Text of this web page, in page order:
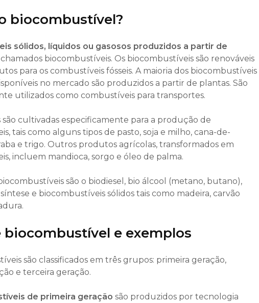
biocombustível?
sólidos, líquidos ou gasosos produzidos a partir de
chamados biocombustíveis. Os biocombustíveis são renováveis
para os combustíveis fósseis. A maioria dos biocombustíveis
no mercado são produzidos a partir de plantas. São
utilizados como combustíveis para transportes.
são cultivadas especificamente para a produção de
tais como alguns tipos de pasto, soja e milho, cana-de-
e trigo. Outros produtos agrícolas, transformados em
incluem mandioca, sorgo e óleo de palma.
são o biodiesel, bio álcool (metano, butano),
e biocombustíveis sólidos tais como madeira, carvão
biocombustível e exemplos
são classificados em três grupos: primeira geração,
e terceira geração.
de primeira geração são produzidos por tecnologia